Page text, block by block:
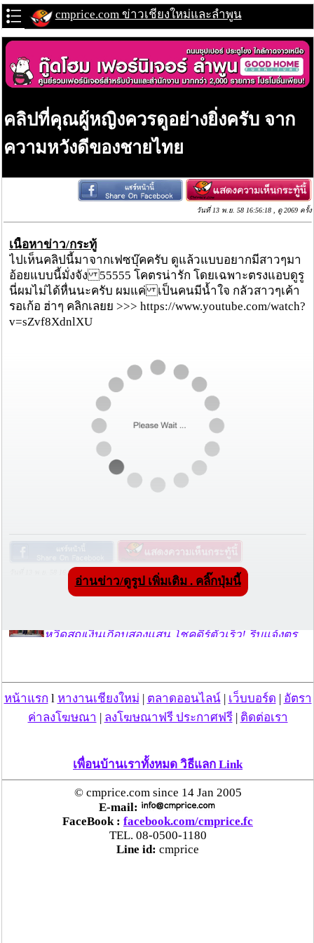
cmprice.com ข่าวเชียงใหม่และลำพูน
คลิปที่คุณผู้หญิงควรดูอย่างยิ่งครับ จาก
ความหวังดีของชายไทย
วันที่ 13 พ.ย. 58 16:56:18 , ดู 2069 ครั้ง
เนื้อหาข่าว/กระทู้
ไปเห็นคลิปนี้มาจากเฟซบุ๊คครับ ดูแล้วแบบอยากมีสาวๆมา
อ้อยแบบนี้มั่งจัง 55555 โคตรน่ารัก โดยเฉพาะตรงแอบดูรู
นี่ผมไม่ได้หื่นนะครับ ผมแค่ เป็นคนมีน้ำใจ กลัวสาวๆเค้า
รอเก้อ ฮ่าๆ คลิกเลยย >>> https://www.youtube.com/watch?
v=sZvf8XdnlXU
วันที่ 13 พ.ย. 58 16:56:18 , ดู 2069 ครั้ง
กระทู้/ข่าว อื่นๆ ที่น่าสนใจ ในเว็บไซต์ cmprice.com
หวิดสูญเงินเกือบสองแสน โชคดีรู้ตัวเร็ว! รีบแจ้งตร.
ตร.สภ.เมืองลำพูน ยึดยาบ้ากว่า 700 เม็ด หลังชาว
บ้านแจ้งพบถุงพลาสติกพันเทปสีดำต้องสงสัยในสวน
แม่สะเรียง ลุยตรวจ “สกุชชี่“ ของเล่นอันตราย พบไร้
มาตรฐานเสี่ยงอันตราย สั่งห้ามขาย-เตือนภัยผู้
ปกครองเฝ้าระวังบุตรหลาน
“ลาว” ส่ง “24 คนไทย” กลับประเทศผ่านด่าน
เชียงของ เพื่อดำเนินการตามกฎหมาย พบส่วนใหญ่มี
อ่านข่าว/ดูรูป เพิ่มเติม . คลิ๊กปุ่มนี้
หน้าแรก l หางานเชียงใหม่ ตลาดออนไลน์| เว็บบอร์ด
อัตรา
ค่าลงโฆษณา
ลงโฆษณาฟรี ประกาศฟรี| ติดต่อเรา
เพื่อนบ้านเราทั้งหมด วิธีแลก Link
© cmprice.com since 14 Jan 2005
E-mail:
FaceBook : facebook.com/cmprice.fc
TEL. 08-0500-1180
Line id: cmprice